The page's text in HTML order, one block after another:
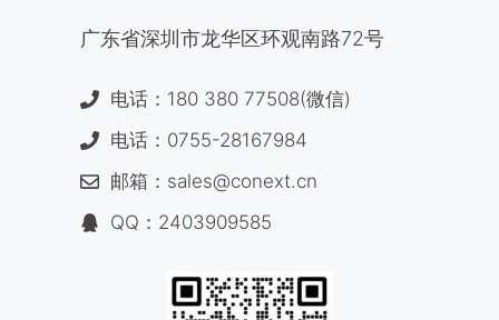
广东省深圳市龙华区环观南路72号
电话：180 380 77508(微信)
电话：0755-28167984
邮箱：sales@conext.cn
QQ：2403909585